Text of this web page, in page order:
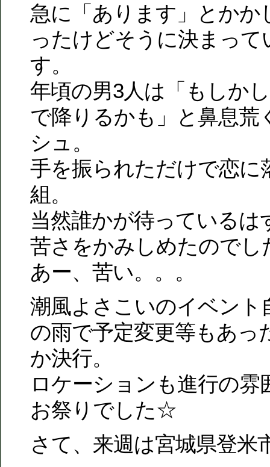
急に「あります」とかか
ったけどそうに決まっ
す。
年頃の男3人は「もしか
で降りるかも」と鼻息荒
シュ。
手を振られただけで恋に
組。
当然誰かが待っているは
苦さをかみしめたのでし
あー、苦い。。。
潮風よさこいのイベント
の雨で予定変更等もあっ
か決行。
ロケーションも進行の雰
お祭りでした☆
さて、来週は宮城県登米